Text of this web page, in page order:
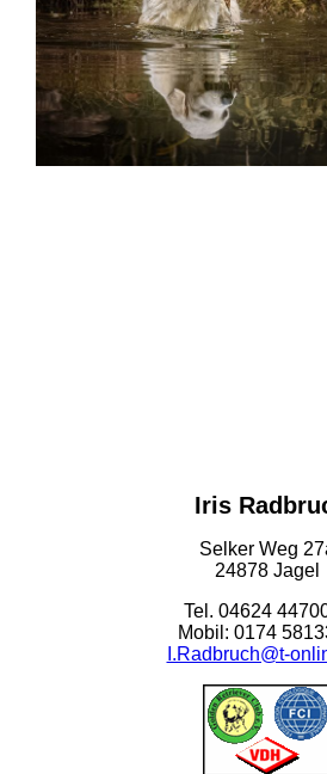
Iris
Selker Weg
24878 Jagel
Tel. 04624
Mobil: 0174
I.Radbruch@t-